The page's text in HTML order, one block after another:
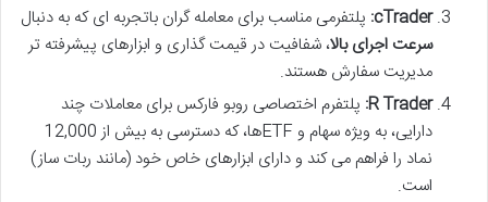
cTrader: پلتفرمی مناسب برای معامله گران باتجربه ای که به دنبال
سرعت اجرای بالا، شفافیت در قیمت گذاری و ابزارهای پیشرفته تر
مدیریت سفارش هستند.
R Trader: پلتفرم اختصاصی روبو فارکس برای معاملات چند
دارایی، به ویژه سهام و ETFها، که دسترسی به بیش از 12,000
نماد را فراهم می کند و دارای ابزارهای خاص خود (مانند ربات ساز)
است.